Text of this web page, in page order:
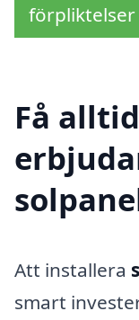
förpliktelser
Få
Att installera
smart